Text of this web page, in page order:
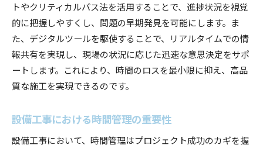
トやクリティカルパス法を活用することで、進捗状況を視覚
的に把握しやすくし、問題の早期発見を可能にします。ま
た、デジタルツールを駆使することで、リアルタイムでの情
報共有を実現し、現場の状況に応じた迅速な意思決定をサポ
ートします。これにより、時間のロスを最小限に抑え、高品
質な施工を実現できるのです。
設備工事における時間管理の重要性
設備工事において、時間管理はプロジェクト成功のカギを握